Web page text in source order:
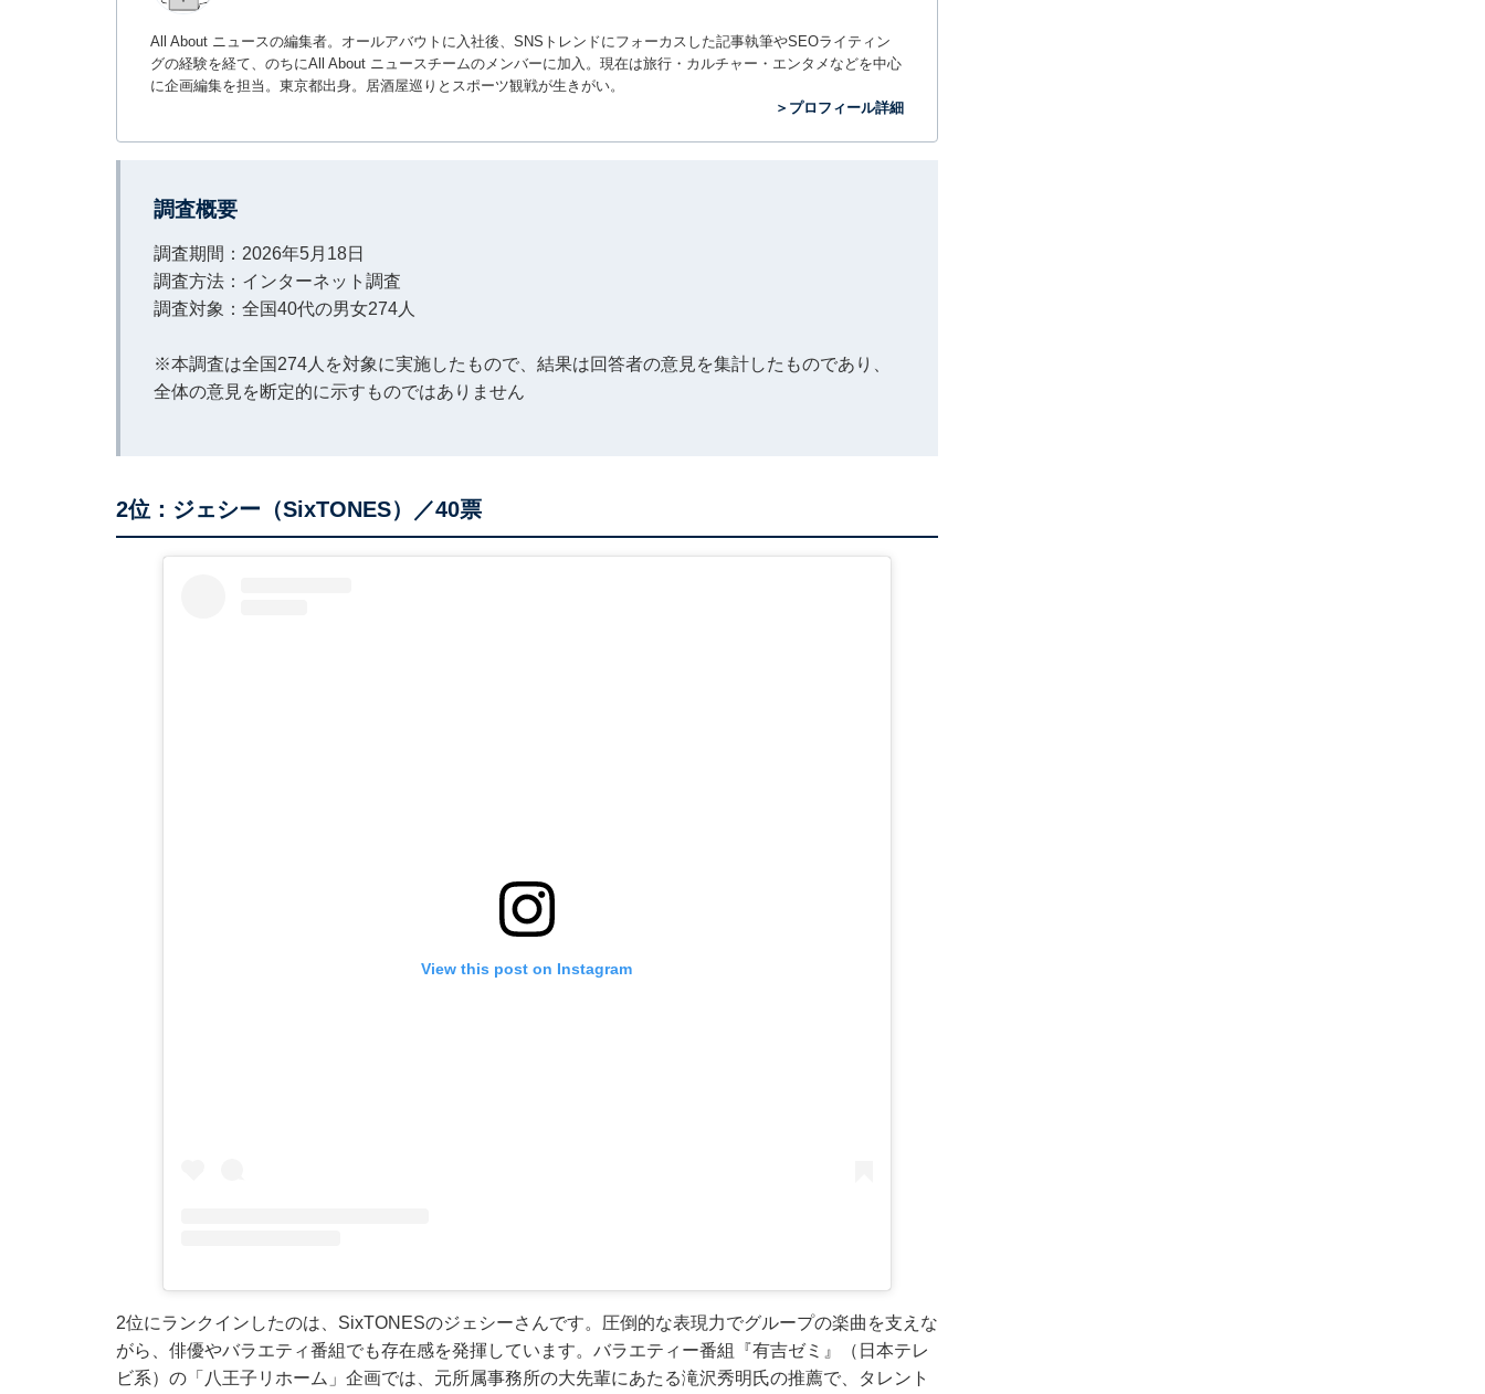
All About ニュースの編集者。オールアバウトに入社後、SNSトレンドにフォーカスした記事執筆やSEOライティン
グの経験を経て、のちにAll About ニュースチームのメンバーに加入。現在は旅行・カルチャー・エンタメなどを中心
に企画編集を担当。東京都出身。居酒屋巡りとスポーツ観戦が生きがい。
＞プロフィール詳細
調査概要
調査期間：2026年5月18日
調査方法：インターネット調査
調査対象：全国40代の男女274人
※本調査は全国274人を対象に実施したもので、結果は回答者の意見を集計したものであり、
全体の意見を断定的に示すものではありません
2位：ジェシー（SixTONES）／40票
View this post on Instagram
2位にランクインしたのは、SixTONESのジェシーさんです。圧倒的な表現力でグループの楽曲を支えな
がら、俳優やバラエティ番組でも存在感を発揮しています。バラエティー番組『有吉ゼミ』（日本テレ
ビ系）の「八王子リホーム」企画では、元所属事務所の大先輩にあたる滝沢秀明氏の推薦で、タレント